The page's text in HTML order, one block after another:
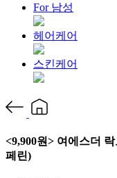
For 남성
헤어케어
스킨케어
<9,900원> 여에스더
페린)